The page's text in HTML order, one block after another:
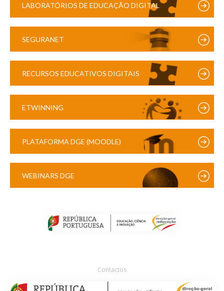
LABORATÓRIOS DE EDUCAÇÃO DIGITAL
SEGURANET
RECURSOS EDUCATIVOS DIGITAIS
ETWINNING
PLATAFORMA DGE (MOODLE)
WEBINARS DGE
Contactos